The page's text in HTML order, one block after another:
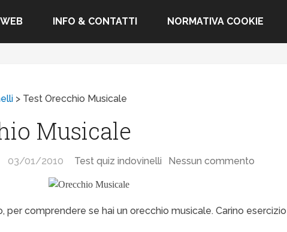
INFO & CONTATTI NORMATIVA COOKIE
> Test Orecchio Musicale
Musicale
03/01/2010 Test quiz indovinelli Nessun commento
per comprendere se hai un orecchio musicale. Carino esercizio